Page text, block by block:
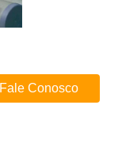
Fale Conosco